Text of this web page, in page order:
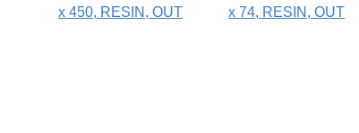
х 450, RESIN, OUT
х 74, RESIN, OUT